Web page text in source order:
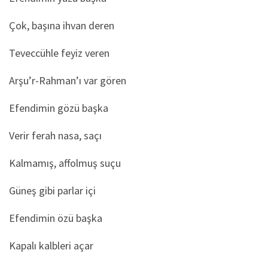
Çok, başına ihvan deren
Teveccühle feyiz veren
Arşu’r-Rahman’ı var gören
Efendimin gözü başka
Verir ferah nasa, saçı
Kalmamış, affolmuş suçu
Güneş gibi parlar içi
Efendimin özü başka
Kapalı kalbleri açar